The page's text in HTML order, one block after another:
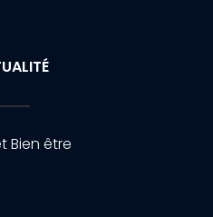
Bien être